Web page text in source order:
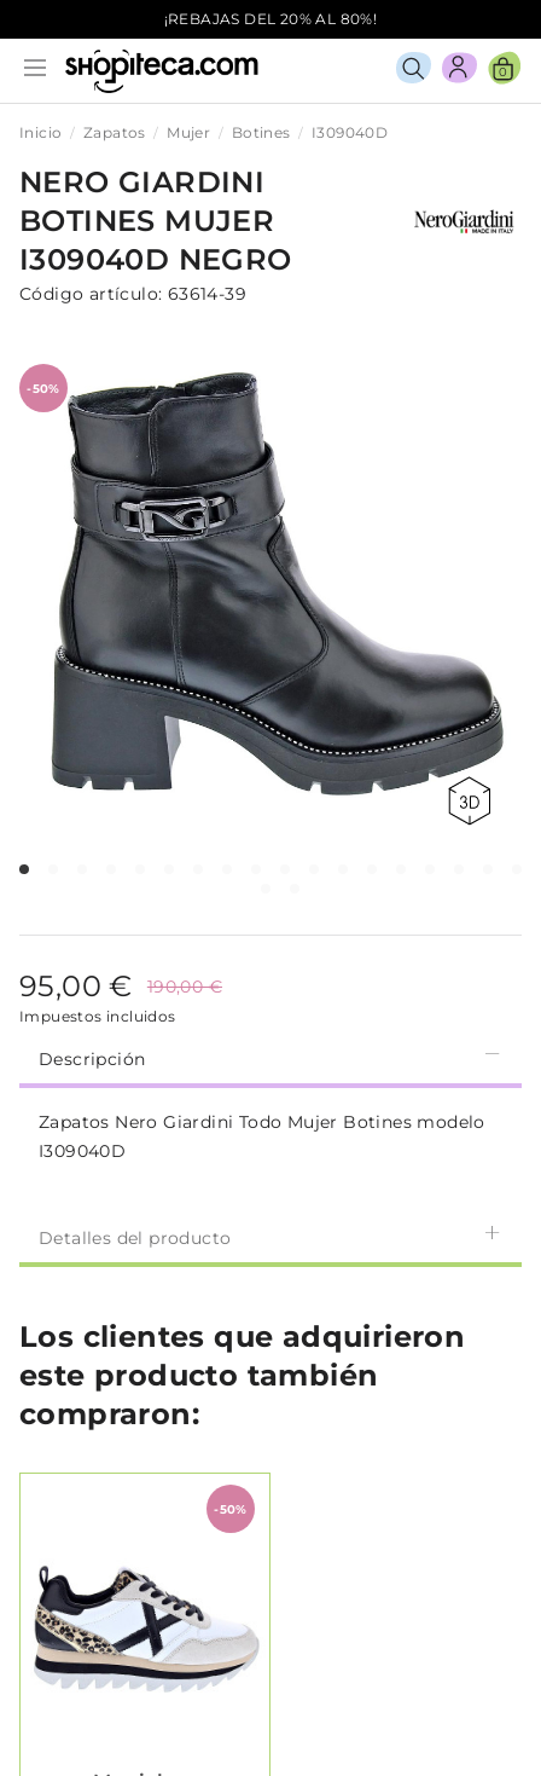
¡REBAJAS DEL 20% AL 80%!
0
Inicio Zapatos Mujer Botines I309040D
NERO GIARDINI
BOTINES MUJER
I309040D NEGRO
Código artículo: 63614-39
-50%
95,00 € 190,00 €
Impuestos incluidos
Descripción
Zapatos Nero Giardini Todo Mujer Botines modelo
I309040D
Detalles del producto
Los clientes que adquirieron
este producto también
compraron:
-50%